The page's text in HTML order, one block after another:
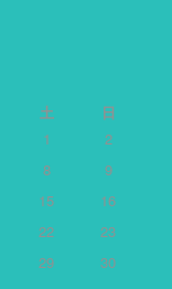
土
日
1
2
8
9
15
16
22
23
29
30